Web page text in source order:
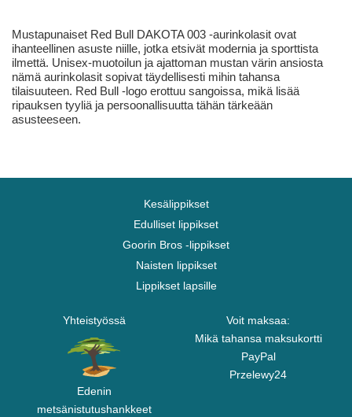
Mustapunaiset Red Bull DAKOTA 003 -aurinkolasit ovat
ihanteellinen asuste niille, jotka etsivät modernia ja sporttista
ilmettä. Unisex-muotoilun ja ajattoman mustan värin ansiosta
nämä aurinkolasit sopivat täydellisesti mihin tahansa
tilaisuuteen. Red Bull -logo erottuu sangoissa, mikä lisää
ripauksen tyyliä ja persoonallisuutta tähän tärkeään
asusteeseen.
Kesälippikset
Edulliset lippikset
Goorin Bros -lippikset
Naisten lippikset
Lippikset lapsille
Yhteistyössä
Edenin
metsänistutushankkeet
Voit maksaa:
Mikä tahansa maksukortti
PayPal
Przelewy24